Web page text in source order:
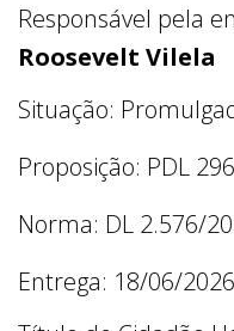
Responsável pela
Roosevelt Vilela
Situação:
Proposição: PDL
Norma: DL 2.576/
Entrega: 18/06/2026